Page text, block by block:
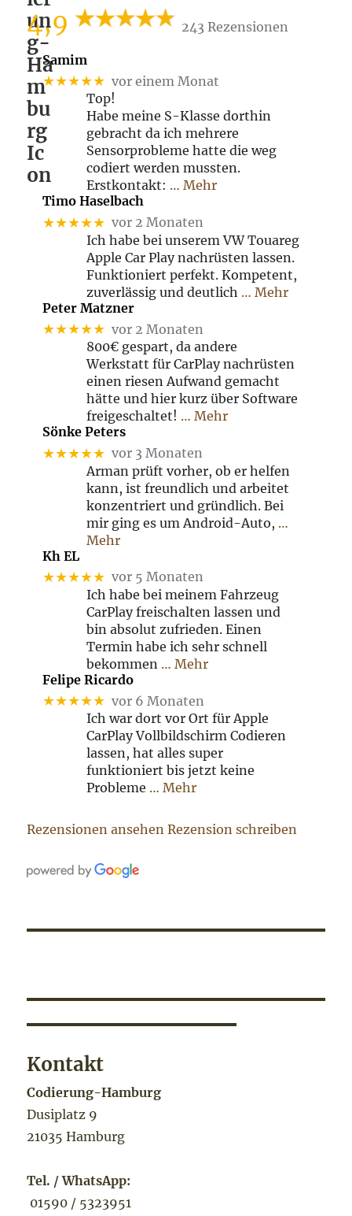
4,9 243 Rezensionen
Samim
★★★★★ vor einem Monat
Top!
Habe meine S-Klasse dorthin
gebracht da ich mehrere
Sensorprobleme hatte die weg
codiert werden mussten.
Erstkontakt: … Mehr
Timo Haselbach
★★★★★ vor 2 Monaten
Ich habe bei unserem VW Touareg
Apple Car Play nachrüsten lassen.
Funktioniert perfekt. Kompetent,
zuverlässig und deutlich … Mehr
Peter Matzner
★★★★★ vor 2 Monaten
800€ gespart, da andere
Werkstatt für CarPlay nachrüsten
einen riesen Aufwand gemacht
hätte und hier kurz über Software
freigeschaltet! … Mehr
Sönke Peters
★★★★★ vor 3 Monaten
Arman prüft vorher, ob er helfen
kann, ist freundlich und arbeitet
konzentriert und gründlich. Bei
mir ging es um Android-Auto, …
Mehr
Kh EL
★★★★★ vor 5 Monaten
Ich habe bei meinem Fahrzeug
CarPlay freischalten lassen und
bin absolut zufrieden. Einen
Termin habe ich sehr schnell
bekommen … Mehr
Felipe Ricardo
★★★★★ vor 6 Monaten
Ich war dort vor Ort für Apple
CarPlay Vollbildschirm Codieren
lassen, hat alles super
funktioniert bis jetzt keine
Probleme … Mehr
Rezensionen ansehen Rezension schreiben
Kontakt
Codierung-Hamburg
Dusiplatz 9
21035 Hamburg
Tel. / WhatsApp:
01590 / 5323951